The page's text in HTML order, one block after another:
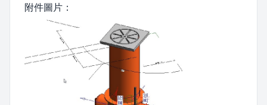
附件圖片：